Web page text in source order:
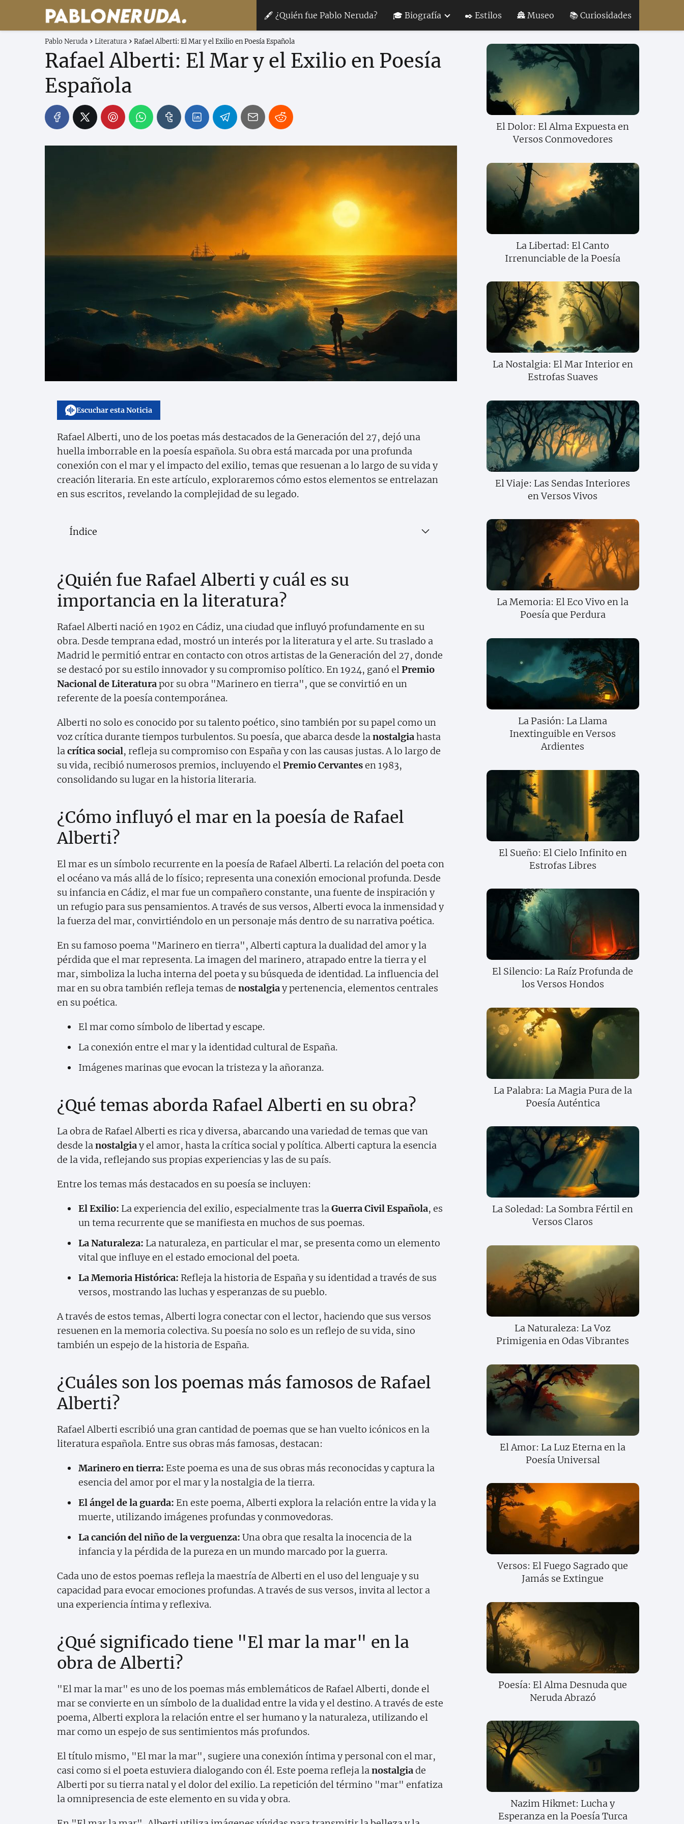
🖋 ¿Quién fue Pablo Neruda? 🎓 Biografía ✒️ Estilos 🏯 Museo 📚 Curiosidades
Pablo Neruda Literatura Rafael Alberti: El Mar y el Exilio en Poesía Española
Rafael Alberti: El Mar y el Exilio en Poesía
Española
Escuchar esta Noticia
Rafael Alberti, uno de los poetas más destacados de la Generación del 27, dejó una
huella imborrable en la poesía española. Su obra está marcada por una profunda
conexión con el mar y el impacto del exilio, temas que resuenan a lo largo de su vida y
creación literaria. En este artículo, exploraremos cómo estos elementos se entrelazan
en sus escritos, revelando la complejidad de su legado.
Índice
¿Quién fue Rafael Alberti y cuál es su
importancia en la literatura?
Rafael Alberti nació en 1902 en Cádiz, una ciudad que influyó profundamente en su
obra. Desde temprana edad, mostró un interés por la literatura y el arte. Su traslado a
Madrid le permitió entrar en contacto con otros artistas de la Generación del 27, donde
se destacó por su estilo innovador y su compromiso político. En 1924, ganó el Premio
Nacional de Literaturapor su obra "Marinero en tierra", que se convirtió en un
referente de la poesía contemporánea.
Alberti no solo es conocido por su talento poético, sino también por su papel como un
voz crítica durante tiempos turbulentos. Su poesía, que abarca desde la nostalgiahasta
la crítica social, refleja su compromiso con España y con las causas justas. A lo largo de
su vida, recibió numerosos premios, incluyendo el Premio Cervantesen 1983,
consolidando su lugar en la historia literaria.
¿Cómo influyó el mar en la poesía de Rafael
Alberti?
El mar es un símbolo recurrente en la poesía de Rafael Alberti. La relación del poeta con
el océano va más allá de lo físico; representa una conexión emocional profunda. Desde
su infancia en Cádiz, el mar fue un compañero constante, una fuente de inspiración y
un refugio para sus pensamientos. A través de sus versos, Alberti evoca la inmensidad y
la fuerza del mar, convirtiéndolo en un personaje más dentro de su narrativa poética.
En su famoso poema "Marinero en tierra", Alberti captura la dualidad del amor y la
pérdida que el mar representa. La imagen del marinero, atrapado entre la tierra y el
mar, simboliza la lucha interna del poeta y su búsqueda de identidad. La influencia del
mar en su obra también refleja temas de nostalgiay pertenencia, elementos centrales
en su poética.
El mar como símbolo de libertad y escape.
La conexión entre el mar y la identidad cultural de España.
Imágenes marinas que evocan la tristeza y la añoranza.
¿Qué temas aborda Rafael Alberti en su obra?
La obra de Rafael Alberti es rica y diversa, abarcando una variedad de temas que van
desde la nostalgiay el amor, hasta la crítica social y política. Alberti captura la esencia
de la vida, reflejando sus propias experiencias y las de su país.
Entre los temas más destacados en su poesía se incluyen:
El Exilio: La experiencia del exilio, especialmente tras la Guerra Civil Española, es
un tema recurrente que se manifiesta en muchos de sus poemas.
La Naturaleza: La naturaleza, en particular el mar, se presenta como un elemento
vital que influye en el estado emocional del poeta.
La Memoria Histórica: Refleja la historia de España y su identidad a través de sus
versos, mostrando las luchas y esperanzas de su pueblo.
A través de estos temas, Alberti logra conectar con el lector, haciendo que sus versos
resuenen en la memoria colectiva. Su poesía no solo es un reflejo de su vida, sino
también un espejo de la historia de España.
¿Cuáles son los poemas más famosos de Rafael
Alberti?
Rafael Alberti escribió una gran cantidad de poemas que se han vuelto icónicos en la
literatura española. Entre sus obras más famosas, destacan:
Marinero en tierra: Este poema es una de sus obras más reconocidas y captura la
esencia del amor por el mar y la nostalgia de la tierra.
El ángel de la guarda: En este poema, Alberti explora la relación entre la vida y la
muerte, utilizando imágenes profundas y conmovedoras.
La canción del niño de la verguenza: Una obra que resalta la inocencia de la
infancia y la pérdida de la pureza en un mundo marcado por la guerra.
Cada uno de estos poemas refleja la maestría de Alberti en el uso del lenguaje y su
capacidad para evocar emociones profundas. A través de sus versos, invita al lector a
una experiencia íntima y reflexiva.
¿Qué significado tiene "El mar la mar" en la
obra de Alberti?
"El mar la mar" es uno de los poemas más emblemáticos de Rafael Alberti, donde el
mar se convierte en un símbolo de la dualidad entre la vida y el destino. A través de este
poema, Alberti explora la relación entre el ser humano y la naturaleza, utilizando el
mar como un espejo de sus sentimientos más profundos.
El título mismo, "El mar la mar", sugiere una conexión íntima y personal con el mar,
casi como si el poeta estuviera dialogando con él. Este poema refleja la nostalgiade
Alberti por su tierra natal y el dolor del exilio. La repetición del término "mar" enfatiza
la omnipresencia de este elemento en su vida y obra.
El Dolor: El Alma Expuesta en
Versos Conmovedores
La Libertad: El Canto
Irrenunciable de la Poesía
La Nostalgia: El Mar Interior en
Estrofas Suaves
El Viaje: Las Sendas Interiores
en Versos Vivos
La Memoria: El Eco Vivo en la
Poesía que Perdura
La Pasión: La Llama
Inextinguible en Versos
Ardientes
El Sueño: El Cielo Infinito en
Estrofas Libres
El Silencio: La Raíz Profunda de
los Versos Hondos
La Palabra: La Magia Pura de la
Poesía Auténtica
La Soledad: La Sombra Fértil en
Versos Claros
La Naturaleza: La Voz
Primigenia en Odas Vibrantes
El Amor: La Luz Eterna en la
Poesía Universal
Versos: El Fuego Sagrado que
Jamás se Extingue
Poesía: El Alma Desnuda que
Neruda Abrazó
Nazim Hikmet: Lucha y
Esperanza en la Poesía Turca